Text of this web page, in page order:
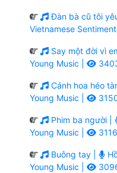
Đàn bà cũ tôi
Vietnamese
Say một đời vì
Young Music |
Cánh hoa héo
Young Music |
Phim ba người |
Young Music |
3116
Buông tay |
Young Music |